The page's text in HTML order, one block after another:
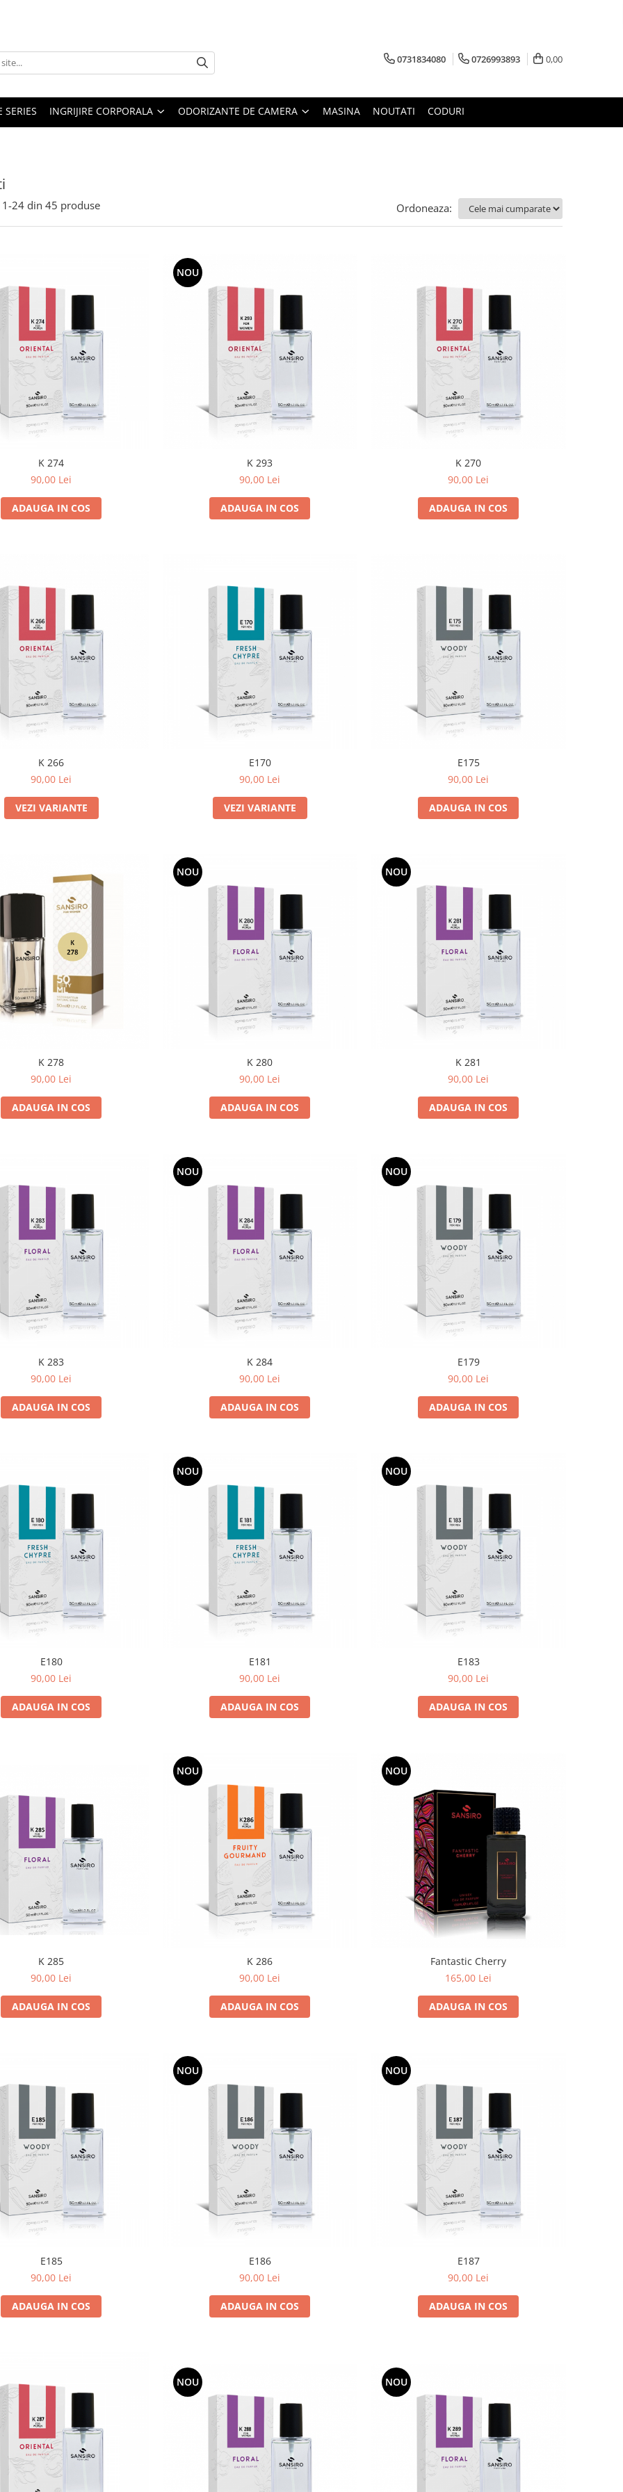
0731834080 0726993893 0,00
SERIES INGRIJIRE CORPORALA ODORIZANTE DE CAMERA MASINA NOUTATI CODURI
1-24 din 45 produse Ordoneaza:
K 274
90,00 Lei
ADAUGA IN COS
NOU
K 293
90,00 Lei
ADAUGA IN COS
K 270
90,00 Lei
ADAUGA IN COS
K 266
90,00 Lei
VEZI VARIANTE
E170
90,00 Lei
VEZI VARIANTE
E175
90,00 Lei
ADAUGA IN COS
K 278
90,00 Lei
ADAUGA IN COS
NOU
K 280
90,00 Lei
ADAUGA IN COS
NOU
K 281
90,00 Lei
ADAUGA IN COS
K 283
90,00 Lei
ADAUGA IN COS
NOU
K 284
90,00 Lei
ADAUGA IN COS
NOU
E179
90,00 Lei
ADAUGA IN COS
E180
90,00 Lei
ADAUGA IN COS
NOU
E181
90,00 Lei
ADAUGA IN COS
NOU
E183
90,00 Lei
ADAUGA IN COS
K 285
90,00 Lei
ADAUGA IN COS
NOU
K 286
90,00 Lei
ADAUGA IN COS
NOU
Fantastic Cherry
165,00 Lei
ADAUGA IN COS
E185
90,00 Lei
ADAUGA IN COS
NOU
E186
90,00 Lei
ADAUGA IN COS
NOU
E187
90,00 Lei
ADAUGA IN COS
NOU NOU